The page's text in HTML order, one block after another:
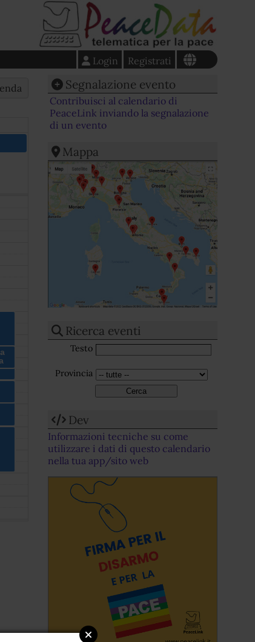
Registrati
Login
Segnalazione evento
Contribuisci al calendario di
PeaceLink inviando la segnalazione
di un evento
Mappa
Ricerca eventi
Testo
Provincia
Dev
Informazioni tecniche su come
utilizzare i dati di questo calendario
nella tua app/sito web